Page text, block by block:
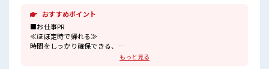
おすすめポイント
■お仕事PR
≪ほぼ定時で帰れる≫
時間をしっかり確保できる、
もっと見る